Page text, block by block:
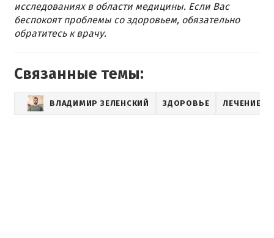
исследованиях в области медицины. Если Вас
беспокоят проблемы со здоровьем, обязательно
обратитесь к врачу.
Связанные темы:
ВЛАДИМИР ЗЕЛЕНСКИЙ ЗДОРОВЬЕ ЛЕЧЕНИЕ